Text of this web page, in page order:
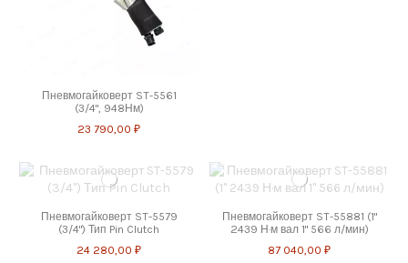
Пневмогайковерт ST-5561
(3/4", 948Нм)
23 790,00 ₽
Пневмогайковерт ST-5579
(3/4") Тип Pin Clutch
24 280,00 ₽
Пневмогайковерт ST-55881 (1"
2439 Н·м вал 1" 566 л/мин)
87 040,00 ₽